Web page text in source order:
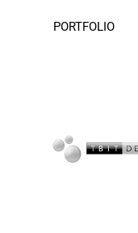
PORTFOLIO